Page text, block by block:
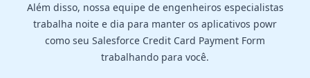
Além disso, nossa equipe de engenheiros especialistas
trabalha noite e dia para manter os aplicativos powr
como seu Salesforce Credit Card Payment Form
trabalhando para você.